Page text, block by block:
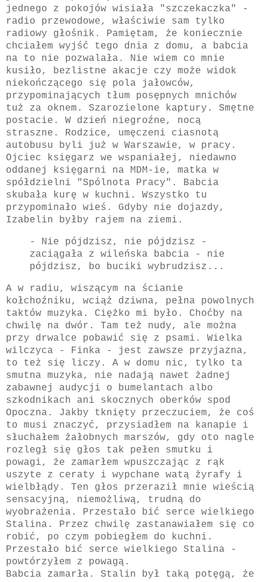
jednego z pokojów wisiała "szczekaczka" -
radio przewodowe, właściwie sam tylko
radiowy głośnik. Pamiętam, że koniecznie
chciałem wyjść tego dnia z domu, a babcia
na to nie pozwalała. Nie wiem co mnie
kusiło, bezlistne akacje czy może widok
niekończącego się pola jałowców,
przypominających tłum posępnych mnichów
tuż za oknem. Szarozielone kaptury. Smętne
postacie. W dzień niegroźne, nocą
straszne. Rodzice, umęczeni ciasnotą
autobusu byli już w Warszawie, w pracy.
Ojciec księgarz we wspaniałej, niedawno
oddanej księgarni na MDM-ie, matka w
spółdzielni "Spólnota Pracy". Babcia
skubała kurę w kuchni. Wszystko tu
przypominało wieś. Gdyby nie dojazdy,
Izabelin byłby rajem na ziemi.
- Nie pójdzisz, nie pójdzisz -
zaciągała z wileńska babcia - nie
pójdzisz, bo buciki wybrudzisz...
A w radiu, wiszącym na ścianie
kołchoźniku, wciąż dziwna, pełna powolnych
taktów muzyka. Ciężko mi było. Choćby na
chwilę na dwór. Tam też nudy, ale można
przy drwalce pobawić się z psami. Wielka
wilczyca - Finka - jest zawsze przyjazna,
to też się liczy. A w domu nic, tylko ta
smutna muzyka, nie nadają nawet żadnej
zabawnej audycji o bumelantach albo
szkodnikach ani skocznych oberków spod
Opoczna. Jakby tknięty przeczuciem, że coś
to musi znaczyć, przysiadłem na kanapie i
słuchałem żałobnych marszów, gdy oto nagle
rozległ się głos tak pełen smutku i
powagi, że zamarłem wpuszczając z rąk
uszyte z ceraty i wypchane watą żyrafy i
wielbłądy. Ten głos przeraził mnie wieścią
sensacyjną, niemożliwą, trudną do
wyobrażenia. Przestało bić serce wielkiego
Stalina. Przez chwilę zastanawiałem się co
robić, po czym pobiegłem do kuchni.
Przestało bić serce wielkiego Stalina -
powtórzyłem z powagą.
Babcia zamarła. Stalin był taką potęgą, że